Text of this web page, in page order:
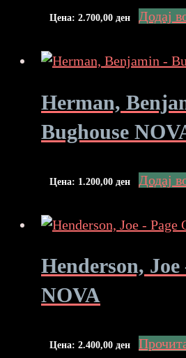
Цена: 2.700,00 ден Додај
Herman,
Bughouse
Цена: 1.200,00 ден Додај
Henderson, Joe
NOVA
Цена: 2.400,00 ден